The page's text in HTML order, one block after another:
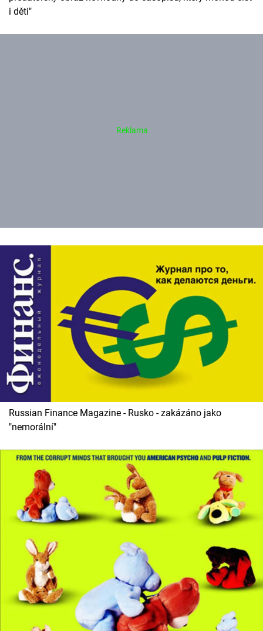
i děti"
Russian Finance Magazine - Rusko - zakázáno jako
"nemorální"